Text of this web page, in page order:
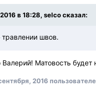
в 18:28, selco сказал:
швов.
Матовость
2016